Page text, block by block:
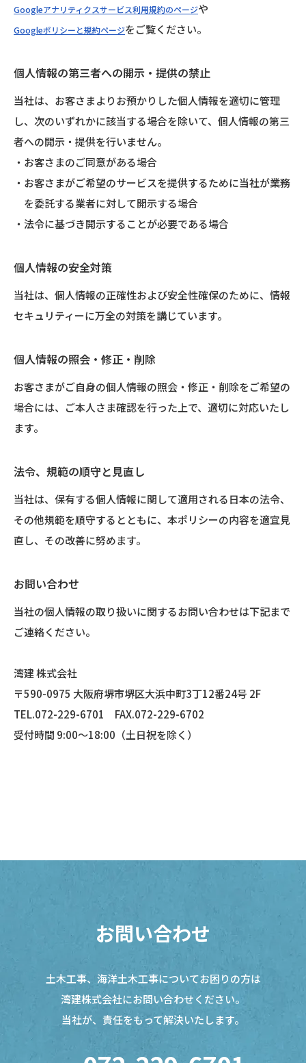
Googleアナリティクスサービス利用規約のページや
Googleポリシーと規約ページをご覧ください。
個人情報の第三者への開示・提供の禁止
当社は、お客さまよりお預かりした個人情報を適切に管理
し、次のいずれかに該当する場合を除いて、個人情報の第三
者への開示・提供を行いません。
お客さまのご同意がある場合
お客さまがご希望のサービスを提供するために当社が業務
を委託する業者に対して開示する場合
法令に基づき開示することが必要である場合
個人情報の安全対策
当社は、個人情報の正確性および安全性確保のために、情報
セキュリティーに万全の対策を講じています。
個人情報の照会・修正・削除
お客さまがご自身の個人情報の照会・修正・削除をご希望の
場合には、ご本人さま確認を行った上で、適切に対応いたし
ます。
法令、規範の順守と見直し
当社は、保有する個人情報に関して適用される日本の法令、
その他規範を順守するとともに、本ポリシーの内容を適宜見
直し、その改善に努めます。
お問い合わせ
当社の個人情報の取り扱いに関するお問い合わせは下記まで
ご連絡ください。
湾建 株式会社
〒590-0975 大阪府堺市堺区大浜中町3丁12番24号 2F
TEL.072-229-6701
FAX.072-229-6702
受付時間 9:00～18:00（土日祝を除く）
お問い合わせ
土木工事、海洋土木工事についてお困りの方は
湾建株式会社にお問い合わせください。
当社が、責任をもって解決いたします。